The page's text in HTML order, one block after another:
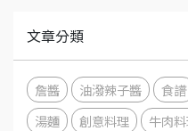
文章分類
詹醬 油潑辣子醬 食譜
湯麵
創意料理 牛肉